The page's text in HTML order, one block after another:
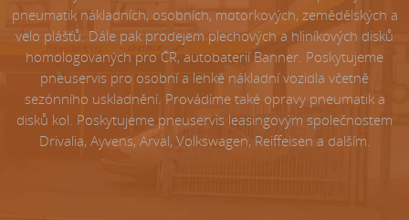
pneumatik nákladních, osobních, motorkových, zemědělských a
velo plášťů. Dále pak prodejem plechových a hliníkových disků
homologovaných pro ČR, autobaterií Banner. Poskytujeme
pneuservis pro osobní a lehké nákladní vozidla včetně
sezónního uskladnění. Provádíme také opravy pneumatik a
disků kol. Poskytujeme pneuservis leasingovým společnostem
Drivalia, Ayvens, Arval, Volkswagen, Reiffeisen a dalším.